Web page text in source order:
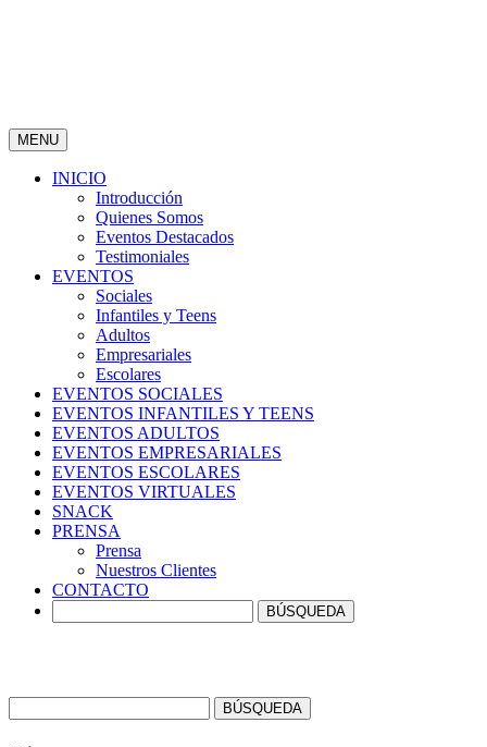
MENU
INICIO
Introducción
Quienes Somos
Eventos Destacados
Testimoniales
EVENTOS
Sociales
Infantiles y Teens
Adultos
Empresariales
Escolares
EVENTOS SOCIALES
EVENTOS INFANTILES Y TEENS
EVENTOS ADULTOS
EVENTOS EMPRESARIALES
EVENTOS ESCOLARES
EVENTOS VIRTUALES
SNACK
PRENSA
Prensa
Nuestros Clientes
CONTACTO